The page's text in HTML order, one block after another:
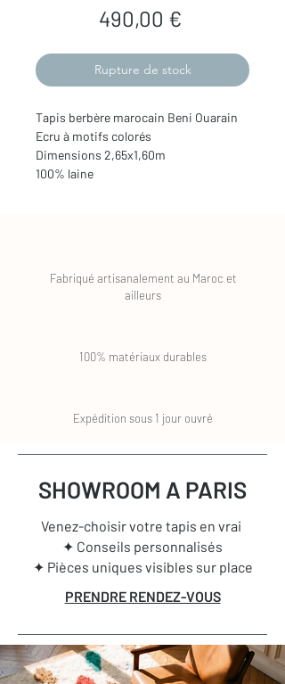
490,00 €
Rupture de stock
Tapis berbère marocain Beni Ouarain
Ecru à motifs colorés
Dimensions 2,65x1,60m
100% laine
Fabriqué artisanalement au Maroc et
ailleurs
100% matériaux durables
Expédition sous 1 jour ouvré
SHOWROOM A PARIS
Venez-choisir votre tapis en vrai
✦ Conseils personnalisés
✦ Pièces uniques visibles sur place
PRENDRE RENDEZ-VOUS